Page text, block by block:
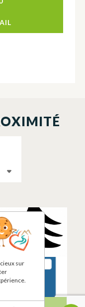
PIQUE-
D’EAU
sur